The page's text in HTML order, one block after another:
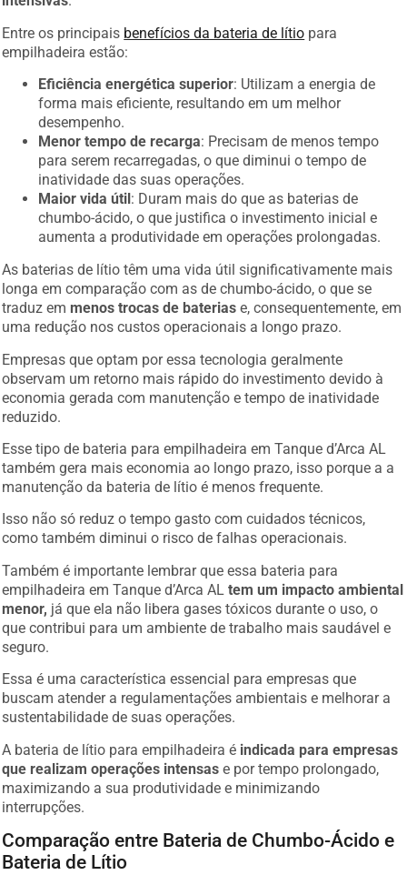
Entre os principais benefícios da bateria de lítio para
empilhadeira estão:
Eficiência energética superior: Utilizam a energia de
forma mais eficiente, resultando em um melhor
desempenho.
Menor tempo de recarga: Precisam de menos tempo
para serem recarregadas, o que diminui o tempo de
inatividade das suas operações.
Maior vida útil : Duram mais do que as baterias de
chumbo-ácido, o que justifica o investimento inicial e
aumenta a produtividade em operações prolongadas.
As baterias de lítio têm uma vida útil significativamente mais
longa em comparação com as de chumbo-ácido, o que se
traduz em menos trocas de baterias e, consequentemente, em
uma redução nos custos operacionais a longo prazo.
Empresas que optam por essa tecnologia geralmente
observam um retorno mais rápido do investimento devido à
economia gerada com manutenção e tempo de inatividade
reduzido.
Esse tipo de bateria para empilhadeira em Tanque d’Arca AL
também gera mais economia ao longo prazo, isso porque a a
manutenção da bateria de lítio é menos frequente.
Isso não só reduz o tempo gasto com cuidados técnicos,
como também diminui o risco de falhas operacionais.
Também é importante lembrar que essa bateria para
empilhadeira em Tanque d’Arca ALtem um impacto ambiental
menor, já que ela não libera gases tóxicos durante o uso, o
que contribui para um ambiente de trabalho mais saudável e
seguro.
Essa é uma característica essencial para empresas que
buscam atender a regulamentações ambientais e melhorar a
sustentabilidade de suas operações.
A bateria de lítio para empilhadeira é indicada para empresas
que realizam operações intensas e por tempo prolongado,
maximizando a sua produtividade e minimizando
interrupções.
Comparação entre Bateria de Chumbo-Ácido e
Bateria de Lítio